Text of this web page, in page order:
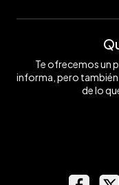
Te ofrecemos un
informa, pero
de lo